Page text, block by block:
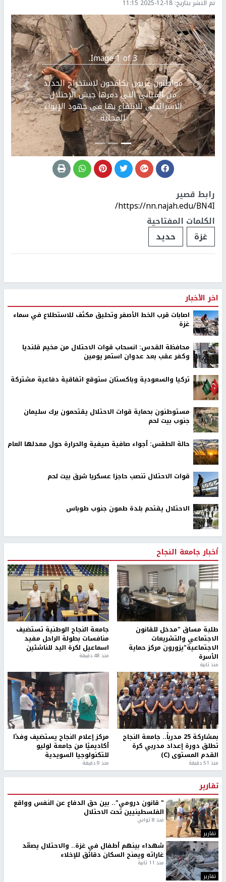
تم النشر بتاريخ: 2025-12-18 11:15
Image 1 of 3.
مواطنون غزيون يكافحون لاستخراج الحديد
من المباني التي دمرها جيش الإحتلال
الاسرائيلي للانتفاع بها في جهود الإيواء
المحلية
Previous التالي
رابط قصير
https://nn.najah.edu/BN4I/
الكلمات المفتاحية
غزة
حديد
اخر الأخبار
اصابات قرب الخط الأصفر وتحليق مكثف للاستطلاع في سماء
غزة
محافظة القدس: انسحاب قوات الاحتلال من مخيم قلنديا
وكفر عقب بعد عدوان استمر يومين
تركيا والسعودية وباكستان ستوقع اتفاقية دفاعية مشتركة
مستوطنون بحماية قوات الاحتلال يقتحمون برك سليمان
جنوب بيت لحم
حالة الطقس: أجواء صافية صيفية والحرارة حول معدلها العام
قوات الاحتلال تنصب حاجزا عسكريا شرق بيت لحم
الاحتلال يقتحم بلدة طمون جنوب طوباس
أخبار جامعة النجاح
طلبة مساق "مدخل للقانون
الاجتماعي والتشريعات
الاجتماعية"يزورون مركز حماية
الأسرة
منذ ثانية
جامعة النجاح الوطنية تستضيف
منافسات بطولة الراحل مفيد
اسماعيل لكرة اليد للناشئين
منذ 48 دقيقة
بمشاركة 25 مدرباً.. جامعة النجاح
تطلق دورة إعداد مدربي كرة
القدم المستوى (C)
منذ 51 دقيقة
مركز إعلام النجاح يستضيف وفدًا
أكاديميًا من جامعة لوليو
للتكنولوجيا السويدية
منذ 9 دقيقة
تقارير
تقارير
" قانون درومي".. بين حق الدفاع عن النفس وواقع
الفلسطينيين تحت الاحتلال
منذ 8 ثواني
تقارير
شهداء بينهم أطفال في غزة.. والاحتلال يصعّد
غاراته ويمنح السكان دقائق للإخلاء
منذ 11 ثانية